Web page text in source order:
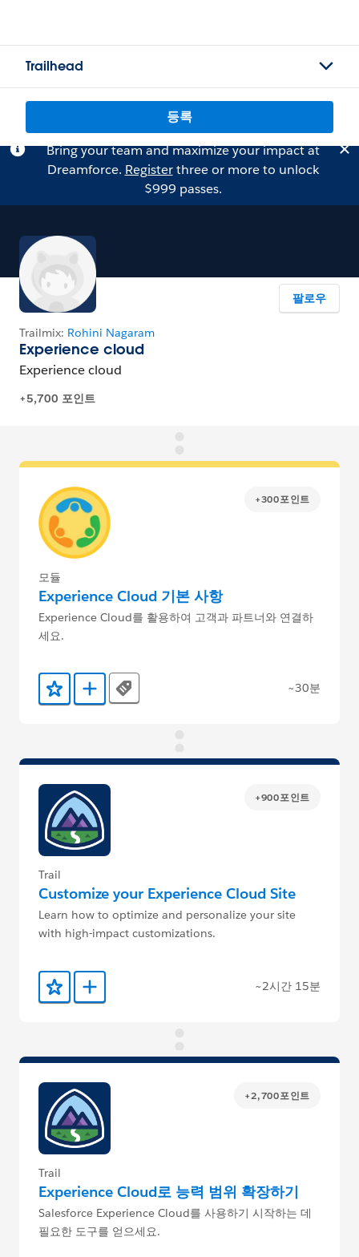
Trailhead
등록
Bring your team and maximize your impact at
Dreamforce. Registerthree or more to unlock
$999 passes.
팔로우
+300포인트
모듈
Experience Cloud 기본 사항
Experience Cloud를 활용하여 고객과 파트너와 연결하
세요.
즐겨찾기에 추가
Trailmix에 추가
Tags ~30분
+900포인트
Trail
Customize your Experience Cloud Site
Learn how to optimize and personalize your site
with high-impact customizations.
즐겨찾기에 추가
Trailmix에 추가 ~2시간 15분
+2,700포인트
Trail
Experience Cloud로 능력 범위 확장하기
Salesforce Experience Cloud를 사용하기 시작하는 데
필요한 도구를 얻으세요.